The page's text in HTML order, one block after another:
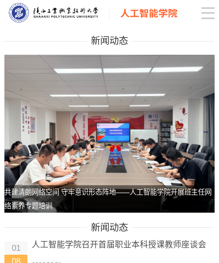
新闻动态
共建清朗网络空间 守牢意识形态阵地——人工智能学院开展班主任网
络素养专题培训
新闻动态
01
人工智能学院召开首届职业本科授课教师座谈会